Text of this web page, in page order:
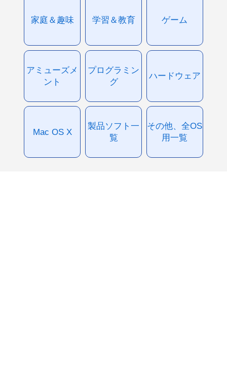
家庭＆趣味 学習＆教育 ゲーム
アミューズメ
ント
プログラミン
グ
ハードウェア
Mac OS X
製品ソフト一
覧
その他、全OS
用一覧